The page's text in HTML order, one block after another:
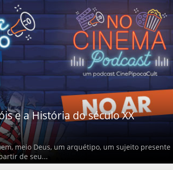
e a História do século XX
meio Deus, um arquétipo, um sujeito presente
de seu...